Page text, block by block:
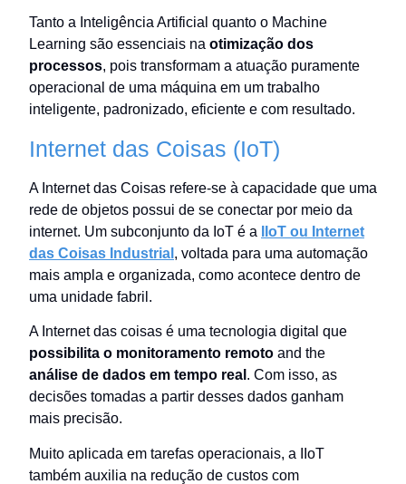
Tanto a Inteligência Artificial quanto o Machine
Learning são essenciais na otimização dos
processos, pois transformam a atuação puramente
operacional de uma máquina em um trabalho
inteligente, padronizado, eficiente e com resultado.
Internet das Coisas (IoT)
A Internet das Coisas refere-se à capacidade que uma
rede de objetos possui de se conectar por meio da
internet. Um subconjunto da IoT é a
IIoT ou Internet
das Coisas Industrial , voltada para uma automação
mais ampla e organizada, como acontece dentro de
uma unidade fabril.
A Internet das coisas é uma tecnologia digital que
possibilita o monitoramento remoto and the
análise de dados em tempo real . Com isso, as
decisões tomadas a partir desses dados ganham
mais precisão.
Muito aplicada em tarefas operacionais, a IIoT
também auxilia na redução de custos com